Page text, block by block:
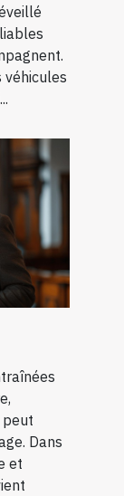
véhicules
peut
Dans
et